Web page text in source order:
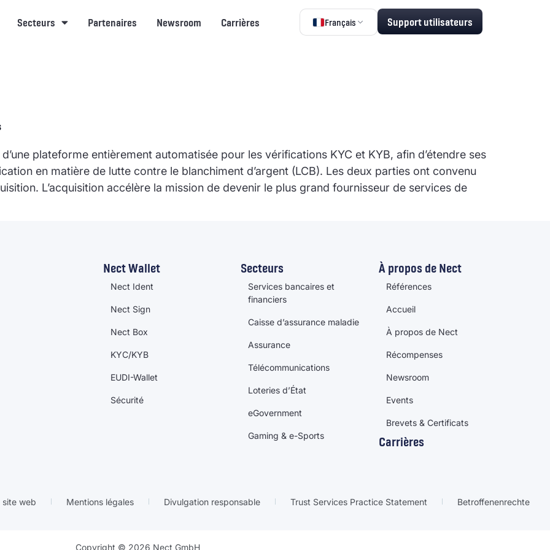
Secteurs Partenaires Newsroom Carrières Français Support utilisateurs
plateforme entièrement automatisée pour les vérifications KYC et KYB, afin d’étendre ses
en matière de lutte contre le blanchiment d’argent (LCB). Les deux parties ont convenu
L’acquisition accélère la mission de devenir le plus grand fournisseur de services de
Nect Wallet
Nect Ident
Nect Sign
Nect Box
KYC/KYB
EUDI-Wallet
Sécurité
Secteurs
Services bancaires et
financiers
Caisse d’assurance maladie
Assurance
Télécommunications
Loteries d’État
eGovernment
Gaming & e-Sports
À propos de Nect
Références
Accueil
À propos de Nect
Récompenses
Newsroom
Events
Brevets & Certificats
Carrières
web Mentions légales Divulgation responsable Trust Services Practice Statement Betroffenenrechte
Copyright © 2026 Nect GmbH